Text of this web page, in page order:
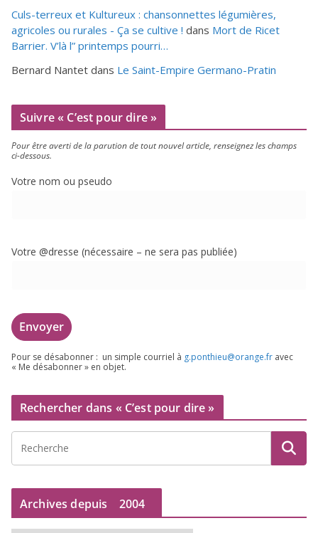
Culs-terreux et Kultureux : chansonnettes légumières,
agricoles ou rurales - Ça se cultive ! dans Mort de Ricet
Barrier. V’là l” printemps pourri…
Bernard Nantet dans Le Saint-Empire Germano-Pratin
Suivre « C’est pour dire »
Pour être aver­ti de la paru­tion de tout nou­vel article, ren­sei­gnez les champs
ci-dessous.
Votre nom ou pseudo
Votre @dresse (néces­saire – ne sera pas publiée)
Pour se désa­bon­ner : un simple cour­riel à g.​ponthieu@​orange.​fr avec
« Me désa­bon­ner » en objet.
Rechercher dans « C’est pour dire »
Archives depuis 2004